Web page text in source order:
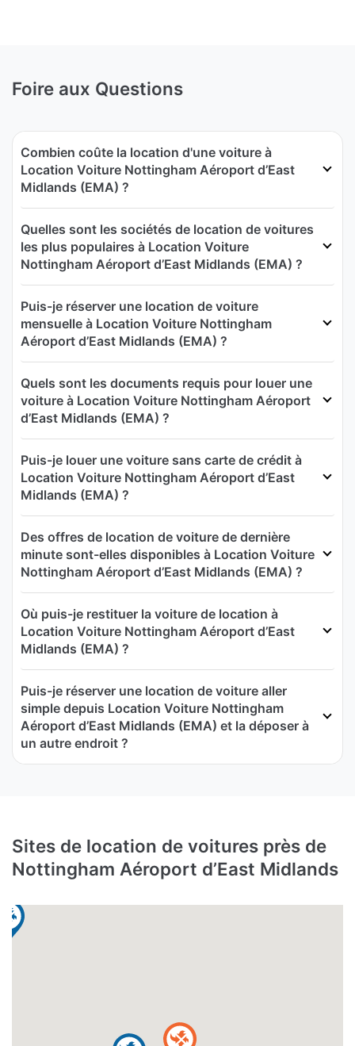
Foire aux Questions
Combien coûte la location d'une voiture à
Location Voiture Nottingham Aéroport d’East
Midlands (EMA) ?
Quelles sont les sociétés de location de voitures
les plus populaires à Location Voiture
Nottingham Aéroport d’East Midlands (EMA) ?
Puis-je réserver une location de voiture
mensuelle à Location Voiture Nottingham
Aéroport d’East Midlands (EMA) ?
Quels sont les documents requis pour louer une
voiture à Location Voiture Nottingham Aéroport
d’East Midlands (EMA) ?
Puis-je louer une voiture sans carte de crédit à
Location Voiture Nottingham Aéroport d’East
Midlands (EMA) ?
Des offres de location de voiture de dernière
minute sont-elles disponibles à Location Voiture
Nottingham Aéroport d’East Midlands (EMA) ?
Où puis-je restituer la voiture de location à
Location Voiture Nottingham Aéroport d’East
Midlands (EMA) ?
Puis-je réserver une location de voiture aller
simple depuis Location Voiture Nottingham
Aéroport d’East Midlands (EMA) et la déposer à
un autre endroit ?
Sites de location de voitures près de
Nottingham Aéroport d’East Midlands